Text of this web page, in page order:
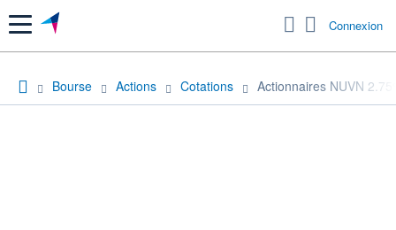
Menu Connexion
Bourse Actions Cotations Actionnaires NUVN